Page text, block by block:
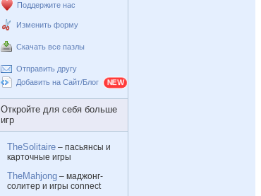
Поддержите нас
Изменить форму
Скачать все пазлы
Отправить другу
Добавить на Сайт/Блог
Откройте для себя больше
игр
TheSolitaire – пасьянсы и
карточные игры
TheMahjong – маджонг-
солитер и игры connect